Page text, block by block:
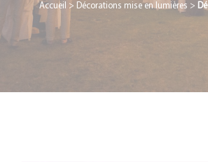
Accueil > Décorations mise en lumières >